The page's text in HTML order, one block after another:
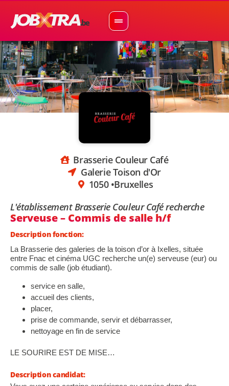
Brasserie Couleur Café
Galerie Toison d'Or
1050 •Bruxelles
L'établissement Brasserie Couleur Café recherche
Serveuse – Commis de salle h/f
Description fonction:
La Brasserie des galeries de la toison d’or à Ixelles, située
entre Fnac et cinéma UGC recherche un(e) serveuse (eur) ou
commis de salle (job étudiant).
service en salle,
accueil des clients,
placer,
prise de commande, servir et débarrasser,
nettoyage en fin de service
LE SOURIRE EST DE MISE…
Description candidat: